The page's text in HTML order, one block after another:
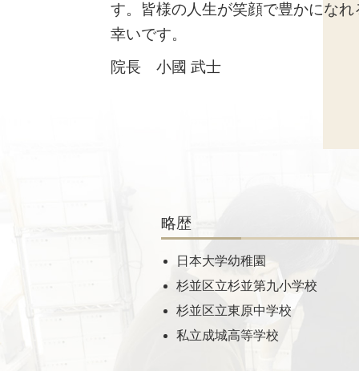
す。皆様の人生が笑顔で豊かにな
幸いです。
院長 小國 武士
略歴
日本大学幼稚園
杉並区立杉並第九小学校
杉並区立東原中学校
私立成城高等学校